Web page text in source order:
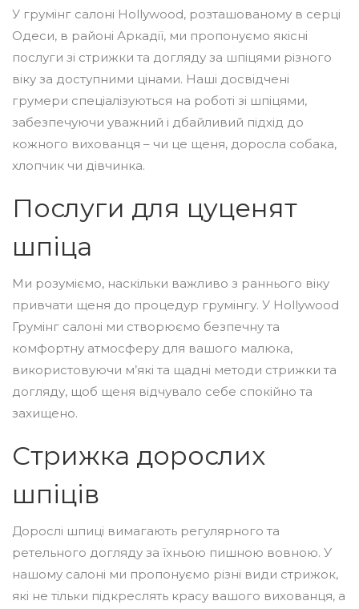
У грумінг салоні Hollywood, розташованому в серці
Одеси, в районі Аркадії, ми пропонуємо якісні
послуги зі стрижки та догляду за шпіцями різного
віку за доступними цінами. Наші досвідчені
грумери спеціалізуються на роботі зі шпіцями,
забезпечуючи уважний і дбайливий підхід до
кожного вихованця – чи це щеня, доросла собака,
хлопчик чи дівчинка.
Послуги для цуценят
шпіца
Ми розуміємо, наскільки важливо з раннього віку
привчати щеня до процедур грумінгу. У Hollywood
Грумінг салоні ми створюємо безпечну та
комфортну атмосферу для вашого малюка,
використовуючи м’які та щадні методи стрижки та
догляду, щоб щеня відчувало себе спокійно та
захищено.
Стрижка дорослих
шпіців
Дорослі шпиці вимагають регулярного та
ретельного догляду за їхньою пишною вовною. У
нашому салоні ми пропонуємо різні види стрижок,
які не тільки підкреслять красу вашого вихованця, а